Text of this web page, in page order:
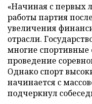
«Начиная с первых
работы партия
увеличения
отрасли.
многие
проведение
Однако спорт
начинается с
подчеркнул